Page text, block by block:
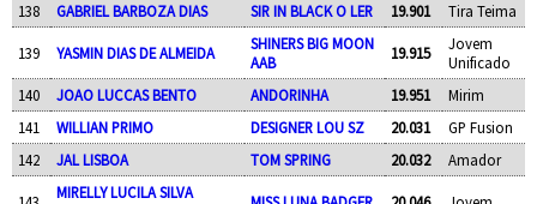
138
GABRIEL BARBOZA DIAS SIR IN BLACK O LER 19.901 Tira Teima
139 YASMIN DIAS DE ALMEIDA
SHINERS BIG MOON
AAB
19.915
Jovem
Unificado
140
JOAO LUCCAS BENTO ANDORINHA 19.951
Mirim
141
WILLIAN PRIMO DESIGNER LOU SZ 20.031
GP Fusion
142
JAL LISBOA TOM SPRING 20.032 Amador
MIRELLY LUCILA SILVA